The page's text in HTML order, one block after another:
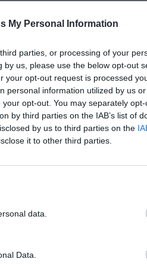
My Personal Information
parties, or processing of your
us, please use the below opt-out
your opt-out request is processed
personal information utilized by us
opt-out. You may separately
by third parties on the IAB’s list of
by us to third parties on the
it to other third parties.
data.
Data.
per trobar la porta.
a fer-nos un
porta. Aprenem per
Per descomptat, no
que els ensenyés
següents.
és que siguis
de generar valor per a